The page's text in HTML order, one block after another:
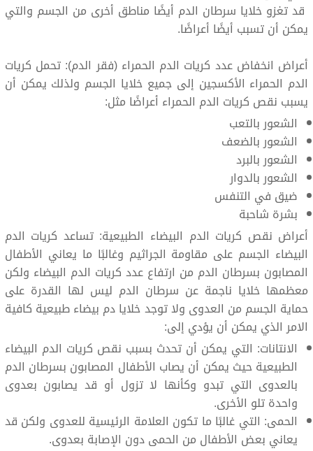
قد تغزو خلايا سرطان الدم أيضًا مناطق أخرى من الجسم والتي
يمكن أن تسبب أيضًا أعراضًا.
أعراض انخفاض عدد كريات الدم الحمراء (فقر الدم): تحمل كريات
الدم الحمراء الأكسجين إلى جميع خلايا الجسم ولذلك يمكن أن
يسبب نقص كريات الدم الحمراء أعراضًا مثل:
الشعور بالتعب
الشعور بالضعف
الشعور بالبرد
الشعور بالدوار
ضيق في التنفس
بشرة شاحبة
أعراض نقص كريات الدم البيضاء الطبيعية: تساعد كريات الدم
البيضاء الجسم على مقاومة الجراثيم وغالبًا ما يعاني الأطفال
المصابون بسرطان الدم من ارتفاع عدد كريات الدم البيضاء ولكن
معظمها خلايا ناجمة عن سرطان الدم ليس لها القدرة على
حماية الجسم من العدوى ولا توجد خلايا دم بيضاء طبيعية كافية
الامر الذي يمكن أن يؤدي إلى:
الانتانات: التي يمكن أن تحدث بسبب نقص كريات الدم البيضاء
الطبيعية حيث يمكن أن يصاب الأطفال المصابون بسرطان الدم
بالعدوى التي تبدو وكأنها لا تزول أو قد يصابون بعدوى
واحدة تلو الأخرى.
الحمى: التي غالبًا ما تكون العلامة الرئيسية للعدوى ولكن قد
يعاني بعض الأطفال من الحمى دون الإصابة بعدوى.